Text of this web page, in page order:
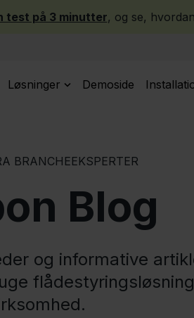
test på 3 minutter, og se,
Løsninger Demoside
BRANCHEEKSPERTER
Blog
og informative